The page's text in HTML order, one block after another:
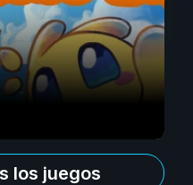
los juegos